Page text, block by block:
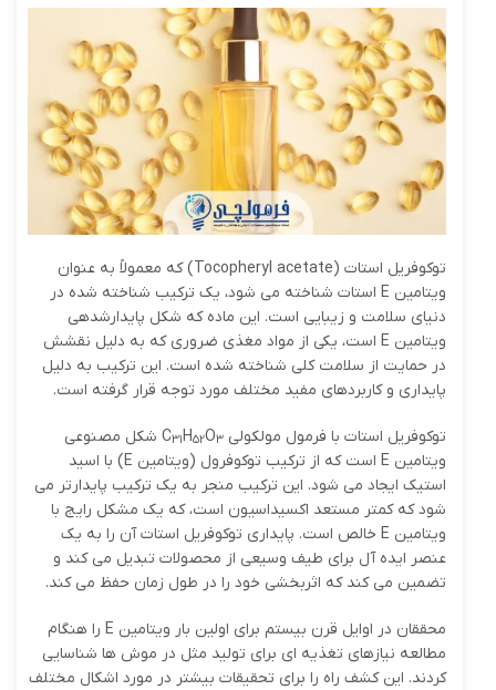
توکوفریل استات (Tocopheryl acetate) که معمولاً به عنوان
ویتامین E استات شناخته می شود، یک ترکیب شناخته شده در
دنیای سلامت و زیبایی است. این ماده که شکل پایدارشده­ی
ویتامین E است، یکی از مواد مغذی ضروری که به دلیل نقشش
در حمایت از سلامت کلی شناخته شده است. این ترکیب به دلیل
پایداری و کاربردهای مفید مختلف مورد توجه قرار گرفته است.
توکوفریل استات با فرمول مولکولی C 31H52O3
شکل مصنوعی
ویتامین E است که از ترکیب توکوفرول (ویتامین E) با اسید
استیک ایجاد می شود. این ترکیب منجر به یک ترکیب پایدارتر می
شود که کمتر مستعد اکسیداسیون است، که یک مشکل رایج با
ویتامین E خالص است. پایداری توکوفریل استات آن را به یک
عنصر ایده آل برای طیف وسیعی از محصولات تبدیل می کند و
تضمین می کند که اثربخشی خود را در طول زمان حفظ می کند.
محققان در اوایل قرن بیستم برای اولین بار ویتامین E را هنگام
مطالعه نیازهای تغذیه ای برای تولید مثل در موش ها شناسایی
کردند. این کشف راه را برای تحقیقات بیشتر در مورد اشکال مختلف